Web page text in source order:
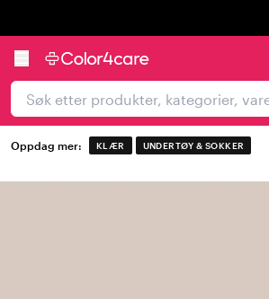
Oppdag mer: KLÆR UNDERTØY & SOKKER